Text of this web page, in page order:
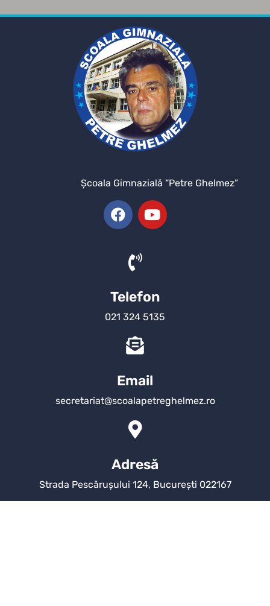
Şcoala Gimnazială “Petre Ghelmez”
Telefon
021 324 5135
Email
secretariat@scoalapetreghelmez.ro
Adresă
Strada Pescărușului 124, București 022167